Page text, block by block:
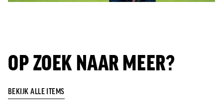
OP ZOEK NAAR MEER?
BEKIJK ALLE ITEMS